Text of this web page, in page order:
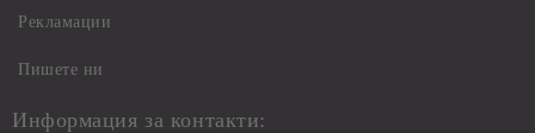
Рекламации
Пишете ни
Информация за контакти: